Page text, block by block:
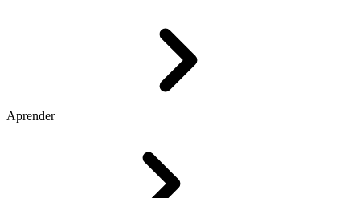
Aprender